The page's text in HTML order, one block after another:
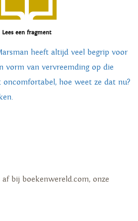
Lees een fragment
heeft altijd veel begrip voor
vorm van vervreemding op die
oncomfortabel, hoe weet ze dat nu?
bij boekenwereld.com, onze